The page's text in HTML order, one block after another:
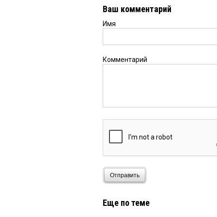
Омич 16 июня 2026 в
Гостья 16 июня 2026 в
грустно.
куратор набора в
кадетском корпусе
Ваш комментарий
Имя
Комментарий
Отправить
Еще по теме